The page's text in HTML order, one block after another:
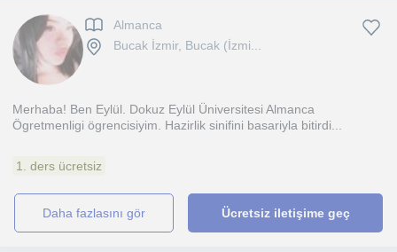
Almanca
Bucak İzmir, Bucak (İzmi...
Merhaba! Ben Eylül. Dokuz Eylül Üniversitesi Almanca
Ögretmenligi ögrencisiyim. Hazirlik sinifini basariyla bitirdi...
1. ders ücretsiz
daha fazlasını gör Ücretsiz iletişime geç